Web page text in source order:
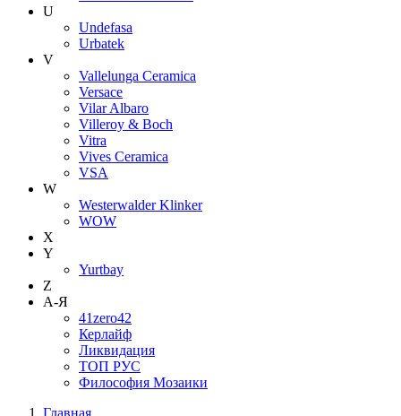
U
Undefasa
Urbatek
V
Vallelunga Ceramica
Versace
Vilar Albaro
Villeroy & Boch
Vitra
Vives Ceramica
VSA
W
Westerwalder Klinker
WOW
X
Y
Yurtbay
Z
А-Я
41zero42
Керлайф
Ликвидация
ТОП РУС
Философия Мозаики
Главная